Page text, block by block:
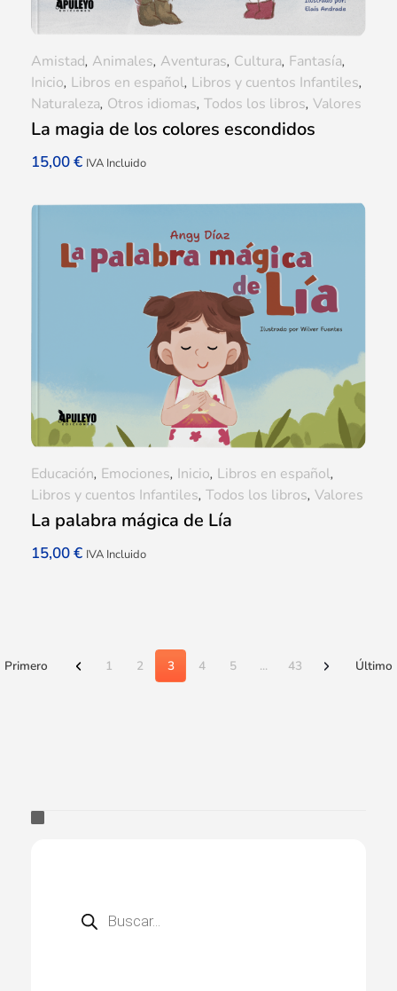
La magia de los colores escondidos
15,00€ IVA Incluido
Amistad, Animales, Aventuras, Cultura, Fantasía,
Inicio, Libros en español, Libros y cuentos Infantiles,
Naturaleza, Otros idiomas, Todos los libros, Valores
La palabra mágica de Lía
15,00€ IVA Incluido
Educación, Emociones, Inicio, Libros en español,
Libros y cuentos Infantiles, Todos los libros, Valores
Primero 1 2 3 4 5 ... 43 Último